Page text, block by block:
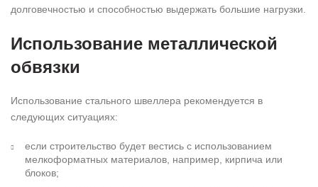
долговечностью и способностью выдержать большие нагрузки.
Использование металлической
обвязки
Использование стального швеллера рекомендуется в
следующих ситуациях:
если строительство будет вестись с использованием
мелкоформатных материалов, например, кирпича или
блоков;